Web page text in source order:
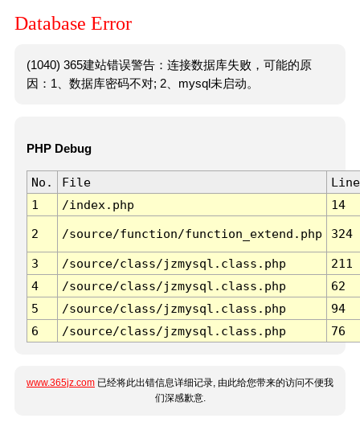
Database Error
(1040) 365建站错误警告：连接数据库失败，可能的原
因：1、数据库密码不对; 2、mysql未启动。
PHP Debug
No. File
Line
1
/index.php 14
2 /source/function/function_extend.php 324
3 /source/class/jzmysql.class.php
211
4
/source/class/jzmysql.class.php
62
5
/source/class/jzmysql.class.php
94
6
/source/class/jzmysql.class.php 76
www.365jz.com 已经将此出错信息详细记录, 由此给您带来的访问不便我
们深感歉意.